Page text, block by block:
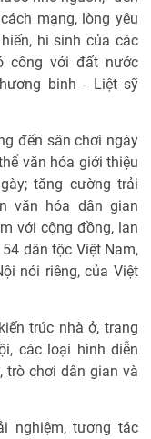
mạng, lòng yêu
hi sinh của các
công với đất nước
binh - Liệt sỹ
đến sân chơi ngày
văn hóa giới thiệu
tăng cường trải
văn hóa dân gian
với cộng đồng, lan
dân tộc Việt Nam,
nói riêng, của Việt
trúc nhà ở, trang
các loại hình diễn
trò chơi dân gian và
nghiệm, tương tác